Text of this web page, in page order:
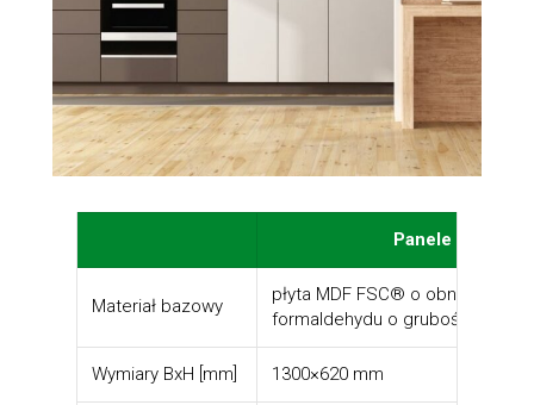
Panele
Materiał bazowy
płyta MDF FSC® o obniżonej
formaldehydu o grubości 12 mm
Wymiary BxH [mm] 1300×620 mm